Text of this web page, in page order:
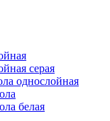
серая
однослойная
белая